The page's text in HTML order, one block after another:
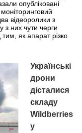
опубліковані
відеоролики з
з них чути черги
як апарат різко
Українські
дрони
дісталися
складу
Wildberries
у